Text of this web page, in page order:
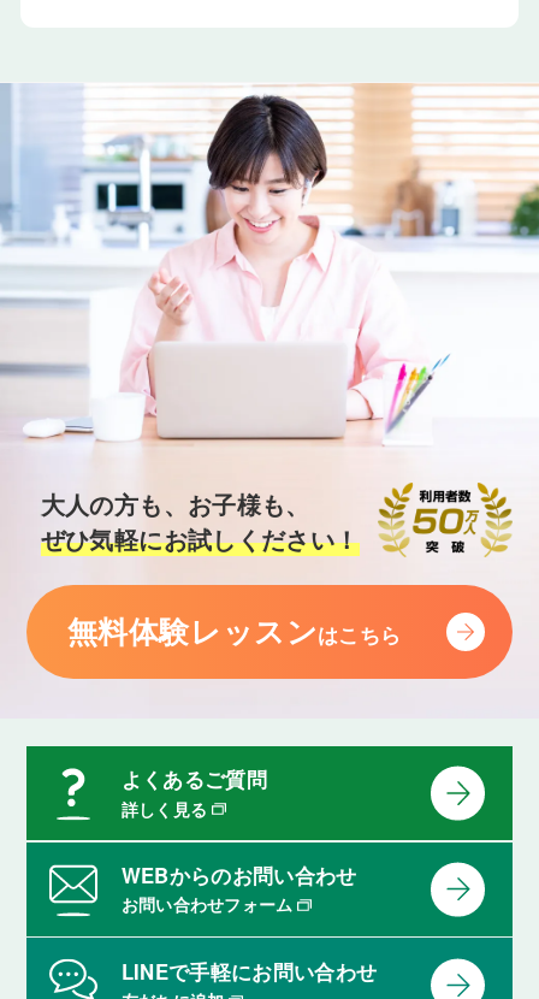
大人の方も、お子様も、
ぜひ気軽にお試しください！
無料体験レッスンはこちら
よくあるご質問
詳しく見る
WEBからのお問い合わせ
お問い合わせフォーム
LINEで手軽にお問い合わせ